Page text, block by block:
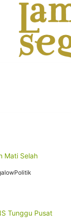
Mati Selah
Tunggu Pusat